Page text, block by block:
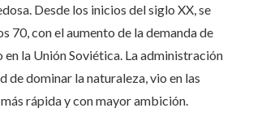
Desde los inicios del siglo XX, se
70, con el aumento de la demanda de
la Unión Soviética. La administración
de dominar la naturaleza, vio en las
rápida y con mayor ambición.